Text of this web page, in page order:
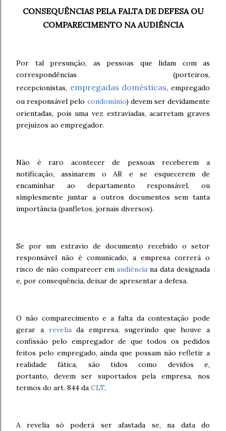
CONSEQUÊNCIAS PELA FALTA DE DEFESA OU
COMPARECIMENTO NA AUDIÊNCIA
Por tal presunção, as pessoas que lidam com as
correspondências (porteiros,
recepcionistas, empregadas domésticas, empregado
ou responsável pelo condomínio) devem ser devidamente
orientadas, pois uma vez extraviadas, acarretam graves
prejuízos ao empregador.
Não é raro acontecer de pessoas receberem a
notificação, assinarem o AR e se esquecerem de
encaminhar ao departamento responsável, ou
simplesmente juntar a outros documentos sem tanta
importância (panfletos, jornais diversos).
Se por um extravio de documento recebido o setor
responsável não é comunicado, a empresa correrá o
risco de não comparecer emaudiência na data designada
e, por consequência, deixar de apresentar a defesa.
O não comparecimento e a falta da contestação pode
gerar a reveliada empresa, sugerindo que houve a
confissão pelo empregador de que todos os pedidos
feitos pelo empregado, ainda que possam não refletir a
realidade fática, são tidos como devidos e,
portanto, devem ser suportados pela empresa, nos
termos do art. 844 da CLT.
A revelia só poderá ser afastada se, na data do